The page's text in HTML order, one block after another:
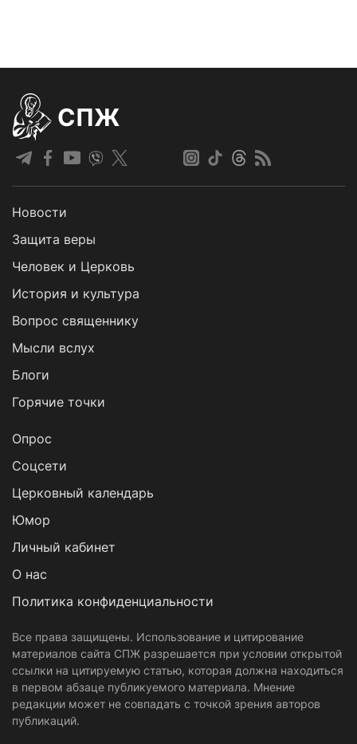
СПЖ
Новости
Защита веры
Человек и Церковь
История и культура
Вопрос священнику
Мысли вслух
Блоги
Горячие точки
Опрос
Cоцсети
Церковный календарь
Юмор
Личный кабинет
О нас
Политика конфиденциальности
Все права защищены. Использование и цитирование
материалов сайта СПЖ разрешается при условии открытой
ссылки на цитируемую статью, которая должна находиться
в первом абзаце публикуемого материала. Мнение
редакции может не совпадать с точкой зрения авторов
публикаций.